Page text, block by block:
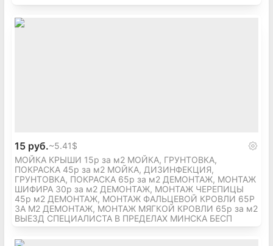
15 руб.~5.41$
МОЙКА КРЫШИ 15р за м2 МОЙКА, ГРУНТОВКА,
ПОКРАСКА 45р за м2 МОЙКА, ДИЗИНФЕКЦИЯ,
ГРУНТОВКА, ПОКРАСКА 65р за м2 ДЕМОНТАЖ, МОНТАЖ
ШИФИРА 30р за м2 ДЕМОНТАЖ, МОНТАЖ ЧЕРЕПИЦЫ
45р м2 ДЕМОНТАЖ, МОНТАЖ ФАЛЬЦЕВОЙ КРОВЛИ 65Р
ЗА М2 ДЕМОНТАЖ, МОНТАЖ МЯГКОЙ КРОВЛИ 65р за м2
ВЫЕЗД СПЕЦИАЛИСТА В ПРЕДЕЛАХ МИНСКА БЕСП